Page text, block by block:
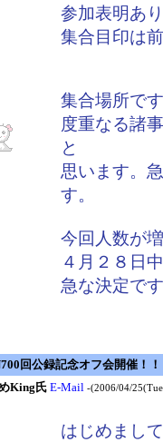
参加表明あ
集合目印は
集合場所で
度重なる諸
と
思います。
す。
今回人数が
４月２８日
急な決定で
回公録記念オフ会開催！！
King氏 E-Mail -(2006/04/
はじめまし